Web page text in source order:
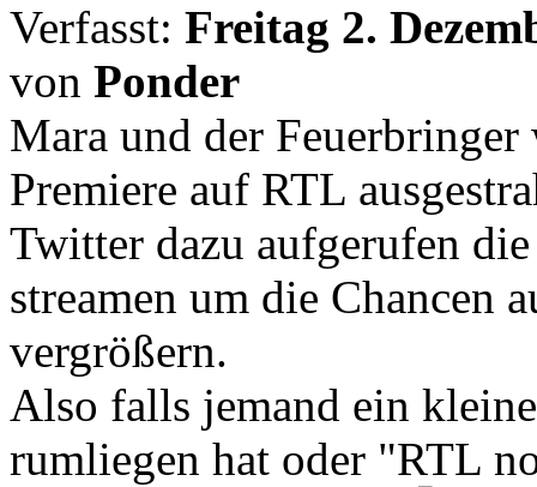
Verfasst: Freitag 2.
von Ponder
Mara und der
Premiere auf RTL
Twitter dazu aufgerufen
streamen um die Chancen
vergrößern.
Also falls jemand ein
rumliegen hat oder "RTL